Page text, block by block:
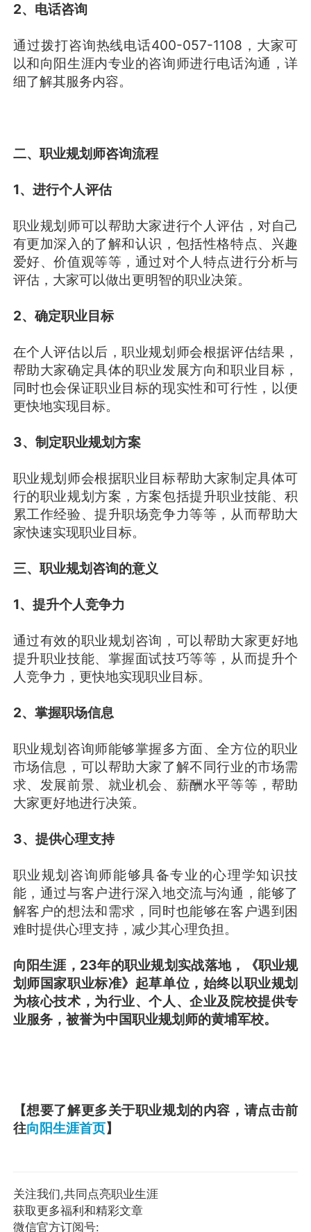
2、电话咨询
通过拨打咨询热线电话400-057-1108，大家可
以和向阳生涯内专业的咨询师进行电话沟通，详
细了解其服务内容。
二、职业规划师咨询流程
1、进行个人评估
职业规划师可以帮助大家进行个人评估，对自己
有更加深入的了解和认识，包括性格特点、兴趣
爱好、价值观等等，通过对个人特点进行分析与
评估，大家可以做出更明智的职业决策。
2、确定职业目标
在个人评估以后，职业规划师会根据评估结果，
帮助大家确定具体的职业发展方向和职业目标，
同时也会保证职业目标的现实性和可行性，以便
更快地实现目标。
3、制定职业规划方案
职业规划师会根据职业目标帮助大家制定具体可
行的职业规划方案，方案包括提升职业技能、积
累工作经验、提升职场竞争力等等，从而帮助大
家快速实现职业目标。
三、职业规划咨询的意义
1、提升个人竞争力
通过有效的职业规划咨询，可以帮助大家更好地
提升职业技能、掌握面试技巧等等，从而提升个
人竞争力，更快地实现职业目标。
2、掌握职场信息
职业规划咨询师能够掌握多方面、全方位的职业
市场信息，可以帮助大家了解不同行业的市场需
求、发展前景、就业机会、薪酬水平等等，帮助
大家更好地进行决策。
3、提供心理支持
职业规划咨询师能够具备专业的心理学知识技
能，通过与客户进行深入地交流与沟通，能够了
解客户的想法和需求，同时也能够在客户遇到困
难时提供心理支持，减少其心理负担。
向阳生涯，23年的职业规划实战落地，《职业规
划师国家职业标准》起草单位，始终以职业规划
为核心技术，为行业、个人、企业及院校提供专
业服务，被誉为中国职业规划师的黄埔军校。
【想要了解更多关于职业规划的内容，请点击前
往向阳生涯首页】
关注我们,共同点亮职业生涯
获取更多福利和精彩文章
微信官方订阅号: